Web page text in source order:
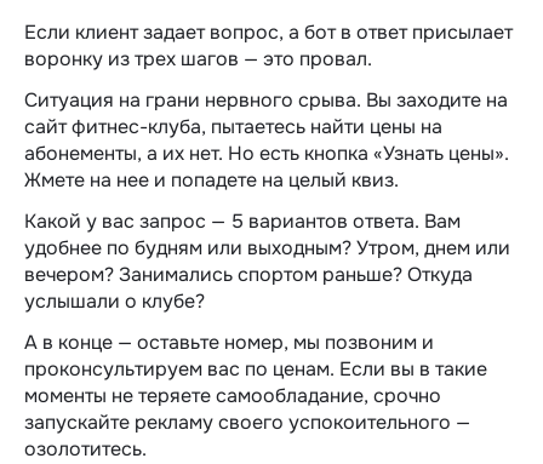
Если клиент задает вопрос, а бот в ответ присылает
воронку из трех шагов — это провал.
Ситуация на грани нервного срыва. Вы заходите на
сайт фитнес-клуба, пытаетесь найти цены на
абонементы, а их нет. Но есть кнопка «Узнать цены».
Жмете на нее и попадете на целый квиз.
Какой у вас запрос — 5 вариантов ответа. Вам
удобнее по будням или выходным? Утром, днем или
вечером? Занимались спортом раньше? Откуда
услышали о клубе?
А в конце — оставьте номер, мы позвоним и
проконсультируем вас по ценам. Если вы в такие
моменты не теряете самообладание, срочно
запускайте рекламу своего успокоительного —
озолотитесь.